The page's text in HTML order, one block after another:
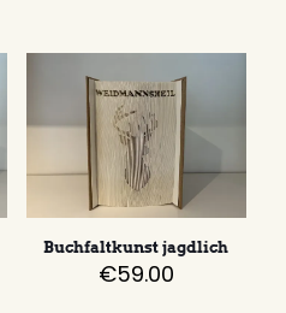
Buchfaltkunst jagdlich
€59.00